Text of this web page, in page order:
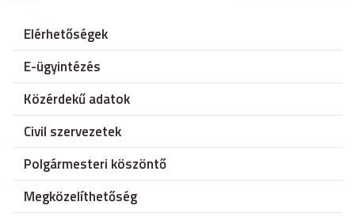
Elérhetőségek
E-ügyintézés
Közérdekű adatok
Civil szervezetek
Polgármesteri köszöntő
Megközelíthetőség